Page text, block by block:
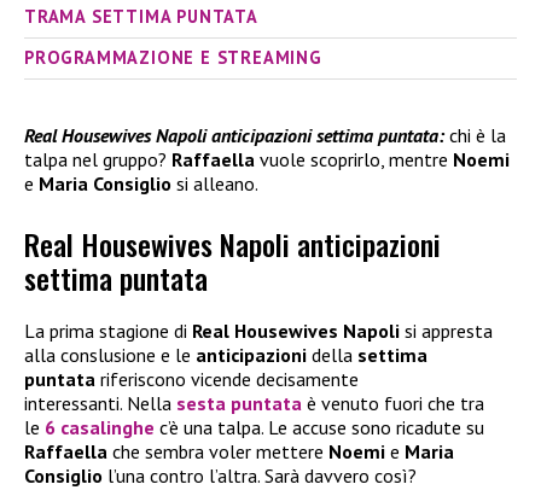
TRAMA SETTIMA PUNTATA
PROGRAMMAZIONE E STREAMING
Real Housewives Napoli anticipazioni settima puntata:chi è la
talpa nel gruppo? Raffaella vuole scoprirlo, mentre Noemi
e Maria Consiglio si alleano.
Real Housewives Napoli anticipazioni
settima puntata
La prima stagione di Real Housewives Napoli si appresta
alla conslusione e le anticipazioni della settima
puntata riferiscono vicende decisamente
interessanti. Nella sesta puntata è venuto fuori che tra
le 6 casalinghe c’è una talpa. Le accuse sono ricadute su
Raffaella che sembra voler mettere Noemi e Maria
Consiglio l’una contro l’altra. Sarà davvero così?